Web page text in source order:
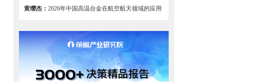
务【组图】
黄缨杰： 2026年中国高温合金在航空航天领域的应用